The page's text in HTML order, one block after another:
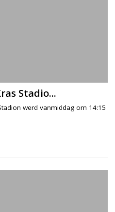
Stadio...
werd vanmiddag om 14:15